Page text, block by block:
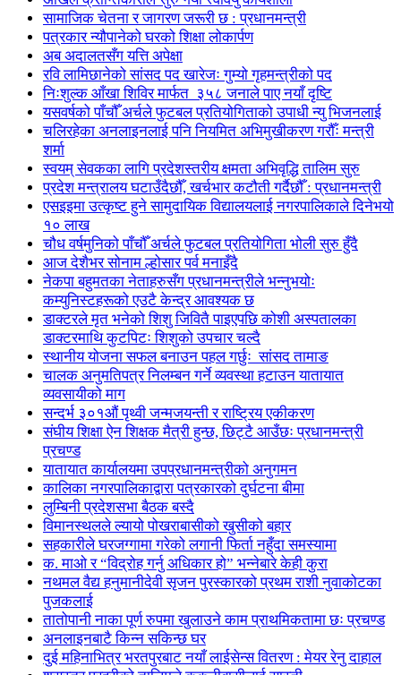
सामाजिक चेतना र जागरण जरूरी छ : प्रधानमन्त्री
पत्रकार न्यौपानेको घरको शिक्षा लोकार्पण
अब अदालतसँग यत्ति अपेक्षा
रवि लामिछानेको सांसद पद खारेजः गुम्यो गृहमन्त्रीको पद
निःशुल्क आँखा शिविर मार्फत ३५८ जनाले पाए नयाँ दृष्टि
यसवर्षको पाँचौँ अर्चले फुटबल प्रतियोगिताको उपाधी न्यु भिजनलाई
चलिरहेका अनलाइनलाई पनि नियमित अभिमुखीकरण गरौँः मन्त्री
शर्मा
स्वयम् सेवकका लागि प्रदेशस्तरीय क्षमता अभिवृद्धि तालिम सुरु
प्रदेश मन्त्रालय घटाउँदैछौँ, खर्चभार कटौती गर्दैछौँ : प्रधानमन्त्री
एसइइमा उत्कृष्ट हुने सामुदायिक विद्यालयलाई नगरपालिकाले दिनेभयो
१० लाख
चौध वर्षमुनिको पाँचौँ अर्चले फुटबल प्रतियोगिता भोली सुरु हुँदै
आज देशैभर सोनाम ल्होसार पर्व मनाइँदै
नेकपा बहुमतका नेताहरुसँग प्रधानमन्त्रीले भन्नुभयोः
कम्युनिस्टहरूको एउटै केन्द्र आवश्यक छ
डाक्टरले मृत भनेको शिशु जिवितै पाइएपछि कोशी अस्पतालका
डाक्टरमाथि कुटपिटः शिशुको उपचार चल्दै
स्थानीय योजना सफल बनाउन पहल गर्छुः सांसद तामाङ
चालक अनुमतिपत्र निलम्बन गर्ने व्यवस्था हटाउन यातायात
व्यवसायीको माग
सन्दर्भ ३०१औं पृथ्वी जन्मजयन्ती र राष्ट्रिय एकीकरण
संघीय शिक्षा ऐन शिक्षक मैत्री हुन्छ, छिट्टै आउँछः प्रधानमन्त्री
प्रचण्ड
यातायात कार्यालयमा उपप्रधानमन्त्रीको अनुगमन
कालिका नगरपालिकाद्वारा पत्रकारको दुर्घटना बीमा
लुम्बिनी प्रदेशसभा बैठक बस्दै
विमानस्थलले ल्यायो पोखराबासीको खुसीको बहार
सहकारीले घरजग्गामा गरेको लगानी फिर्ता नहुँदा समस्यामा
क. माओ र “विद्रोह गर्नु अधिकार हो” भन्नेबारे केही कुरा
नथमल वैद्य हनुमानीदेवी सृजन पुरस्कारको प्रथम राशी नुवाकोटका
पुजकलाई
तातोपानी नाका पूर्ण रुपमा खुलाउने काम प्राथमिकतामा छः प्रचण्ड
अनलाइनबाटै किन्न सकिन्छ घर
दुई महिनाभित्र भरतपुरबाट नयाँ लाईसेन्स वितरण : मेयर रेनु दाहाल